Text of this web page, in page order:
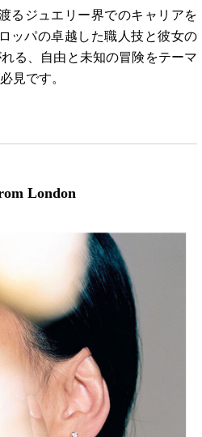
るジュエリー界でのキャリアを
ッパの卓越した職人技と彼女の
る、自由と未知の冒険をテーマ
見です。
London